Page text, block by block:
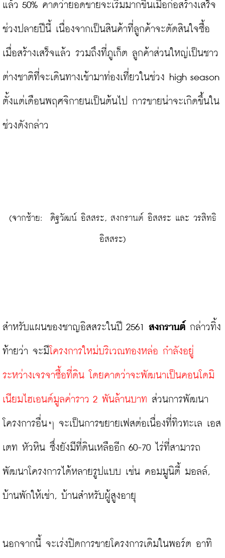
แล้ว 50% คาดว่ายอดขายจะเริ่มมากขึ้นเมื่อก่อสร้างเสร็จ
ช่วงปลายปีนี้ เนื่องจากเป็นสินค้าที่ลูกค้าจะตัดสินใจซื้อ
เมื่อสร้างเสร็จแล้ว รวมถึงที่ภูเก็ต ลูกค้าส่วนใหญ่เป็นชาว
ต่างชาติที่จะเดินทางเข้ามาท่องเที่ยวในช่วง high season
ตั้งแต่เดือนพฤศจิกายนเป็นต้นไป การขายน่าจะเกิดขึ้นใน
ช่วงดังกล่าว
อิสสระ)
สำหรับแผนของชาญอิสสระในปี 2561 สงกรานต์ กล่าวทิ้ง
ท้ายว่า จะมีโครงการใหม่บริเวณทองหล่อ กำลังอยู่
ระหว่างเจรจาซื้อที่ดิน โดยคาดว่าจะพัฒนาเป็นคอนโดมิ
เนียมไฮเอนด์มูลค่าราว 2 พันล้านบาท ส่วนการพัฒนา
โครงการอื่นๆ จะเป็นการขยายเฟสต่อเนื่องที่ทิวทะเล เอส
เตท หัวหิน ซึ่งยังมีที่ดินเหลืออีก 60-70 ไร่ที่สามารถ
พัฒนาโครงการได้หลายรูปแบบ เช่น คอมมูนิตี้ มอลล์,
บ้านพักให้เช่า, บ้านสำหรับผู้สูงอายุ
นอกจากนี้ จะเร่งปิดการขายโครงการเดิมในพอร์ต อาทิ